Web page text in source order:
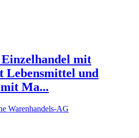
mit
Lebensmittel und
Ma...
Warenhandels-AG